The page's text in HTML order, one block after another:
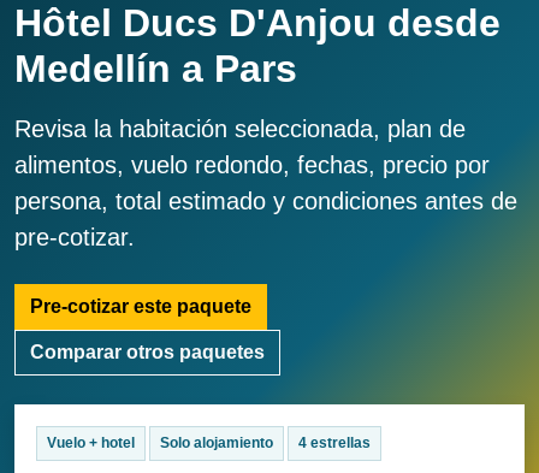
Hôtel Ducs D'Anjou desde
Medellín a Pars
Revisa la habitación seleccionada, plan de
alimentos, vuelo redondo, fechas, precio por
persona, total estimado y condiciones antes de
pre-cotizar.
Pre-cotizar este paquete
Comparar otros paquetes
Vuelo + hotel Solo alojamiento 4 estrellas